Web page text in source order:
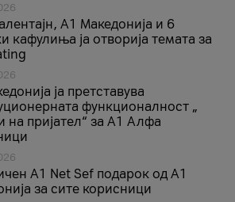
A1 Македонија и 6
кафулиња ја отворија темата за
ја претставува
функционалност „
на пријател“ за А1 Алфа
A1 Net Sеf подарок од А1
за сите корисници